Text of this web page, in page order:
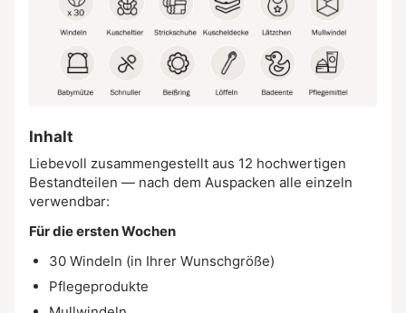
Inhalt
Liebevoll zusammengestellt aus 12 hochwertigen
Bestandteilen — nach dem Auspacken alle einzeln
verwendbar:
Für die ersten Wochen
30 Windeln (in Ihrer Wunschgröße)
Pflegeprodukte